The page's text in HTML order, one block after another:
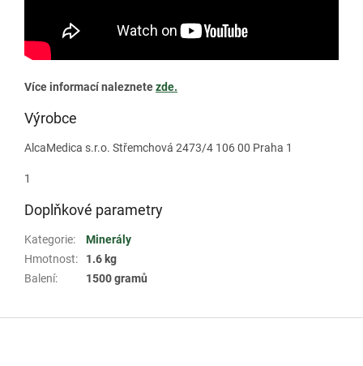
Více informací naleznetezde.
Výrobce
AlcaMedica s.r.o. Střemchová 2473/4 106 00 Praha 1
1
Doplňkové parametry
Kategorie:
Minerály
Hmotnost:
1.6 kg
Balení: 1500 gramů